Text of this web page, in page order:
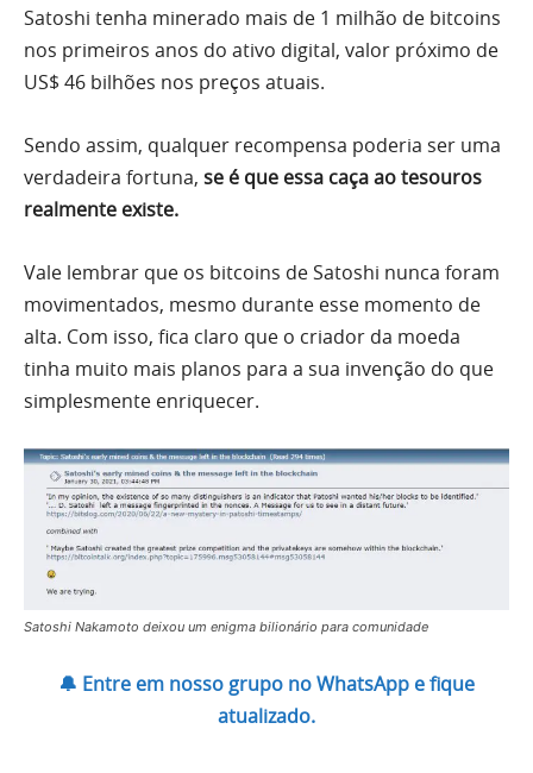
Satoshi tenha minerado mais de 1 milhão de bitcoins
nos primeiros anos do ativo digital, valor próximo de
US$ 46 bilhões nos preços atuais.
Sendo assim, qualquer recompensa poderia ser uma
verdadeira fortuna, se é que essa caça ao tesouros
realmente existe.
Vale lembrar que os bitcoins de Satoshi nunca foram
movimentados, mesmo durante esse momento de
alta. Com isso, fica claro que o criador da moeda
tinha muito mais planos para a sua invenção do que
simplesmente enriquecer.
Satoshi Nakamoto deixou um enigma bilionário para comunidade
🔔 Entre em nosso grupo no WhatsApp e fique
atualizado.